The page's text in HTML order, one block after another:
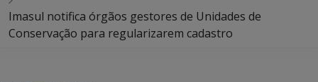
Imasul notifica órgãos gestores de Unidades de
Conservação para regularizarem cadastro